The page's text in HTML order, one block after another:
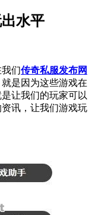
水平
们传奇私服发布网
是因为这些游戏在
让我们的玩家可以
讯，让我们游戏玩